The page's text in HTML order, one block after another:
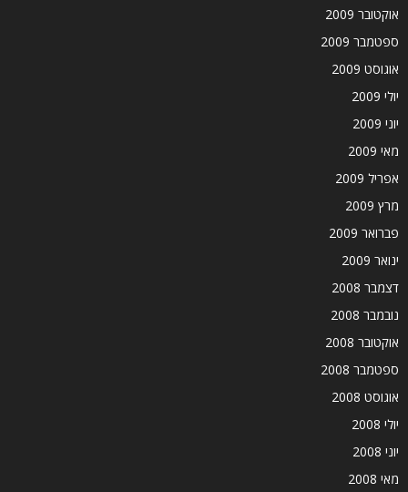
אוקטובר 2009
ספטמבר 2009
אוגוסט 2009
יולי 2009
יוני 2009
מאי 2009
אפריל 2009
מרץ 2009
פברואר 2009
ינואר 2009
דצמבר 2008
נובמבר 2008
אוקטובר 2008
ספטמבר 2008
אוגוסט 2008
יולי 2008
יוני 2008
מאי 2008